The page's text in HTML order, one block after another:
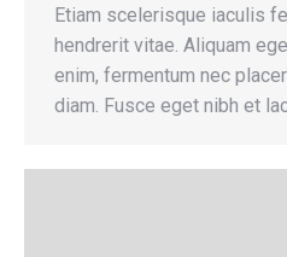
Etiam scelerisque iaculis
hendrerit vitae. Aliquam
enim, fermentum nec
diam. Fusce eget nibh et